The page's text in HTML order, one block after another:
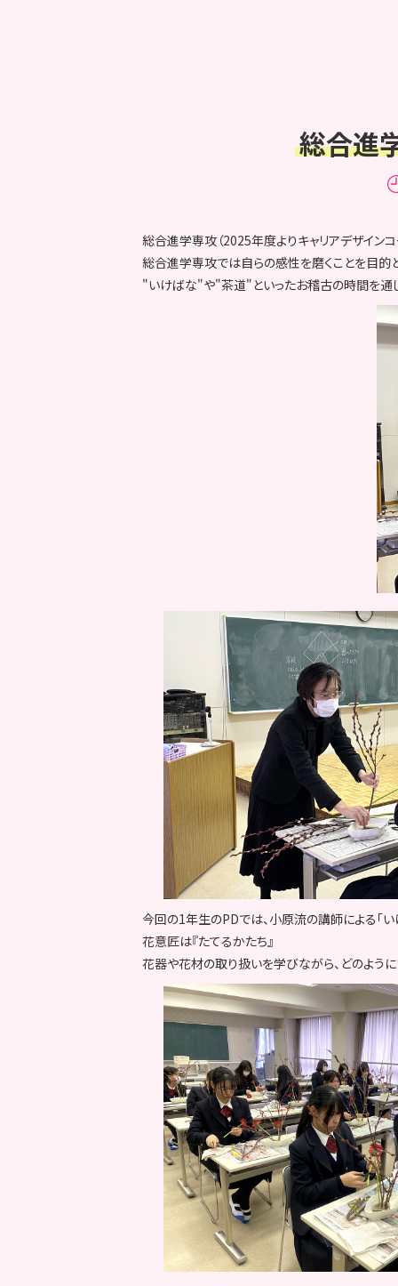
総合進
総合進学専攻（2025年度よりキャリアデザイン
総合進学専攻では自らの感性を磨くことを目
"いけばな"や"茶道"といったお稽古の時間を通
今回の1年生のPDでは、小原流の講師による「い
花意匠は『たてるかたち』
花器や花材の取り扱いを学びながら、どのよう